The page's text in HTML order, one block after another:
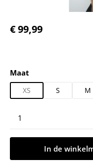
Normale prijs:
€ 99,99
Selecteer
Maat
XS S M
In de